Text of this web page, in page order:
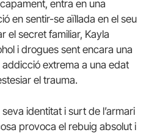
entra en una
en sentir-se aïllada en el seu
el secret familiar, Kayla
i drogues sent encara una
extrema a una edat
el trauma.
identitat i surt de l’armari
provoca el rebuig absolut i